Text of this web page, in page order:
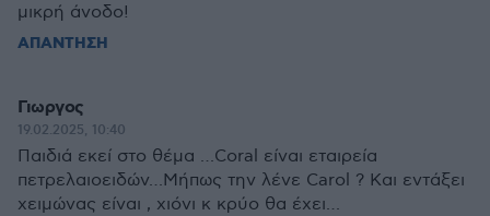
μικρή άνοδο!
ΑΠΑΝΤΗΣΗ
Γιωργος
19.02.2025, 10:40
Παιδιά εκεί στο θέμα …Coral είναι εταιρεία
πετρελαιοειδών…Μήπως την λένε Carol ? Και εντάξει
χειμώνας είναι , χιόνι κ κρύο θα έχει…